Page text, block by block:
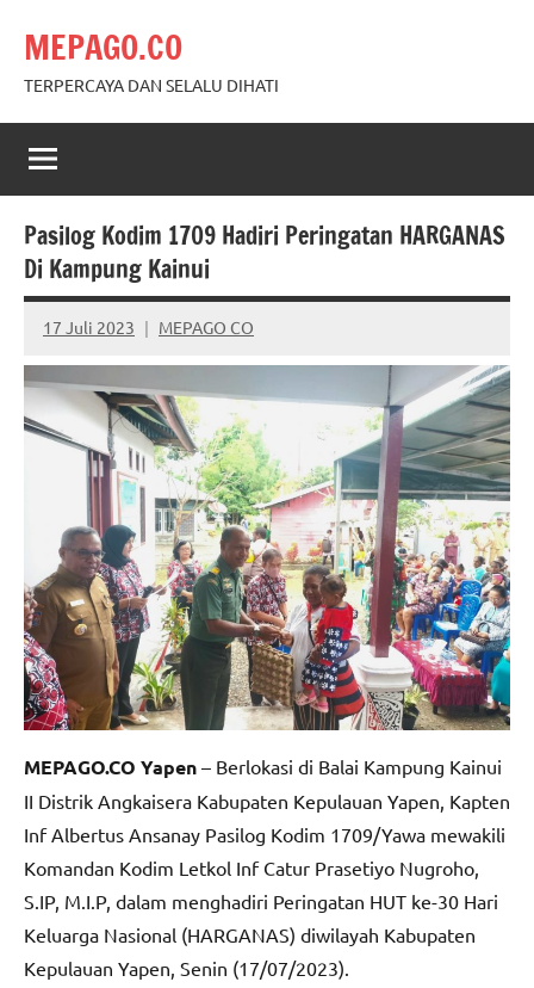
content
MEPAGO.CO
TERPERCAYA DAN SELALU DIHATI
Pasilog Kodim 1709 Hadiri Peringatan HARGANAS
Di Kampung Kainui
17 Juli 2023 MEPAGO CO
No
comments
MEPAGO.CO Yapen – Berlokasi di Balai Kampung Kainui
II Distrik Angkaisera Kabupaten Kepulauan Yapen, Kapten
Inf Albertus Ansanay Pasilog Kodim 1709/Yawa mewakili
Komandan Kodim Letkol Inf Catur Prasetiyo Nugroho,
S.IP, M.I.P, dalam menghadiri Peringatan HUT ke-30 Hari
Keluarga Nasional (HARGANAS) diwilayah Kabupaten
Kepulauan Yapen, Senin (17/07/2023).